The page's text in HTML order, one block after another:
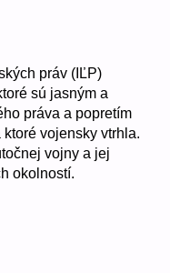
práv (IĽP)
sú jasným a
práva a popretím
vojensky vtrhla.
vojny a jej
okolností.